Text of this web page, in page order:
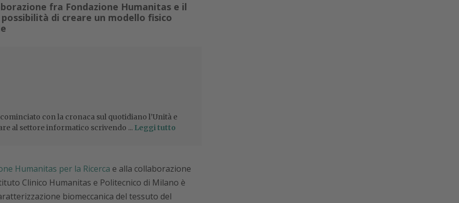
fra Fondazione Humanitas e il
di creare un modello fisico
con la cronaca sul quotidiano l’Unità e
al settore informatico scrivendo ... Leggi tutto
Humanitas per la Ricerca e alla collaborazione
Clinico Humanitas e Politecnico di Milano è
biomeccanica del tessuto del